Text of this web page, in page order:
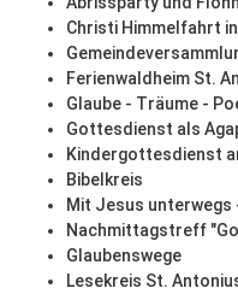
Christi Himmelfahrt
Ferienwaldheim St.
Glaube - Träume -
Gottesdienst als
Kindergottesdienst
Bibelkreis
Mit Jesus unterwegs
Nachmittagstreff
Glaubenswege
Lesekreis St.